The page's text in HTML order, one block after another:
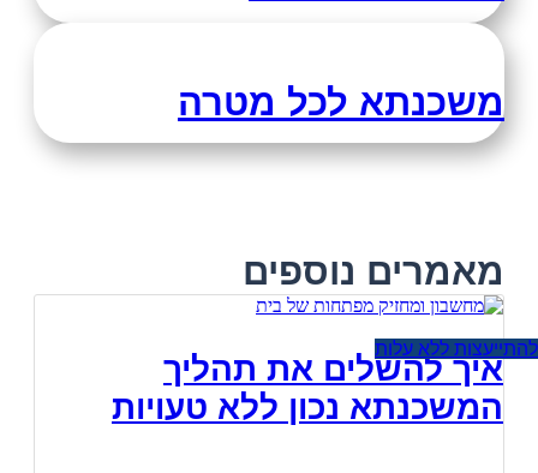
להתייעצות ללא עלות
משכנתא לכל מטרה
מאמרים נוספים
איך להשלים את תהליך
המשכנתא נכון ללא טעויות